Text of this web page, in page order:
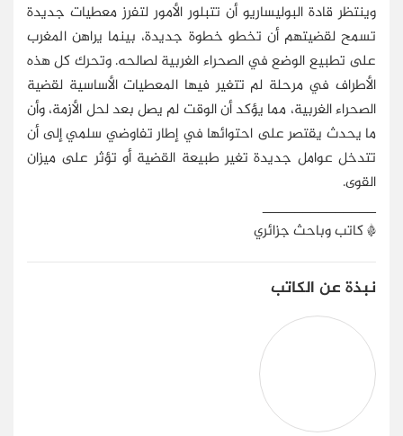
وينتظر قادة البوليساريو أن تتبلور الأمور لتفرز معطيات جديدة
تسمح لقضيتهم أن تخطو خطوة جديدة، بينما يراهن المغرب
على تطبيع الوضع في الصحراء الغربية لصالحه. وتحرك كل هذه
الأطراف في مرحلة لم تتغير فيها المعطيات الأساسية لقضية
الصحراء الغربية، مما يؤكد أن الوقت لم يصل بعد لحل الأزمة، وأن
ما يحدث يقتصر على احتوائها في إطار تفاوضي سلمي إلى أن
تتدخل عوامل جديدة تغير طبيعة القضية أو تؤثر على ميزان
القوى.
______________
* كاتب وباحث جزائري
نبذة عن الكاتب